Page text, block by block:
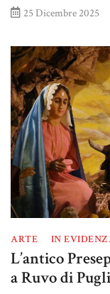
25 Dicembre 2025
ARTE IN
L’antico
a Ruvo di